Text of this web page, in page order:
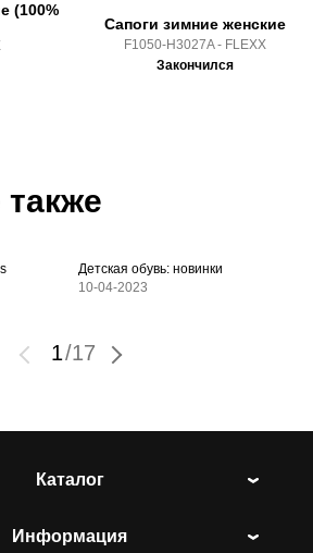
(100%
Сапоги зимние женские
F1050-H3027A - FLEXX
Закончился
также
Детская обувь: новинки
10-04-2023
1/17
Каталог
Информация